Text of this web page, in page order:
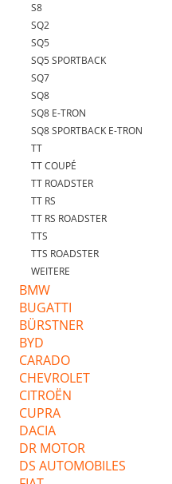
S8
SQ2
SQ5
SQ5 SPORTBACK
SQ7
SQ8
SQ8 E-TRON
SQ8 SPORTBACK E-TRON
TT
TT COUPÉ
TT ROADSTER
TT RS
TT RS ROADSTER
TTS
TTS ROADSTER
WEITERE
BMW
BUGATTI
BÜRSTNER
BYD
CARADO
CHEVROLET
CITROËN
CUPRA
DACIA
DR MOTOR
DS AUTOMOBILES